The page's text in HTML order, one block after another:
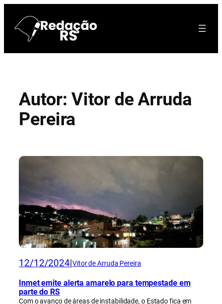
para
Autor:Vitor de Arruda
Pereira
12/12/2024 Vitor de Arruda Pereira
Inmet emite alerta amarelo para tempestade em
parte do RS
Com o avanço de áreas de instabilidade, o Estado fica em